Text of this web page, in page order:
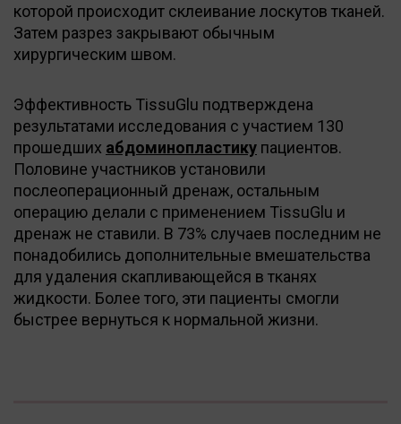
которой происходит склеивание лоскутов тканей.
Затем разрез закрывают обычным
хирургическим швом.
Эффективность TissuGlu подтверждена
результатами исследования с участием 130
прошедших абдоминопластику пациентов.
Половине участников установили
послеоперационный дренаж, остальным
операцию делали с применением TissuGlu и
дренаж не ставили. В 73% случаев последним не
понадобились дополнительные вмешательства
для удаления скапливающейся в тканях
жидкости. Более того, эти пациенты смогли
быстрее вернуться к нормальной жизни.